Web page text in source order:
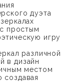
дуэта
простым
игру
различной
в дизайн
местом